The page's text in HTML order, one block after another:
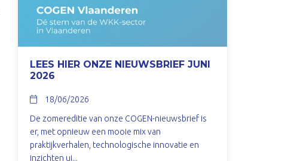
LEES HIER ONZE NIEUWSBRIEF JUNI
2026
18/06/2026
De zomereditie van onze COGEN-nieuwsbrief is
er, met opnieuw een mooie mix van
praktijkverhalen, technologische innovatie en
inzichten ui...